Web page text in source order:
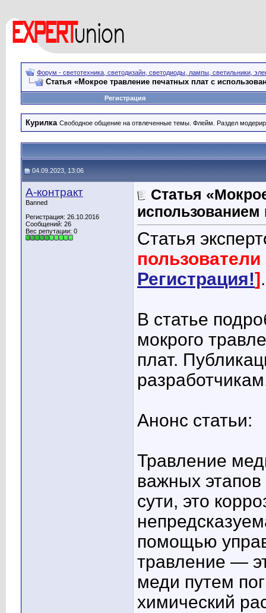
Форум - светотехника, светодизайн, светодиоды, лампы, светильники,
Статья «Мокрое травление печатных плат с
Регистрация
Курилка Свободное общение на отвлеченные темы. Флейм. Раздел
04.09.2023, 13:06
А-контракт
Banned
Регистрация: 26.10.2016
Сообщений: 26
Вес репутации: 0
Статья
использованием
Статья
Регистрация!] .
В статье
мокрого
плат.
Анонс статьи:
Травление
важных
сути, это
помощью
травление —
меди путем
химический